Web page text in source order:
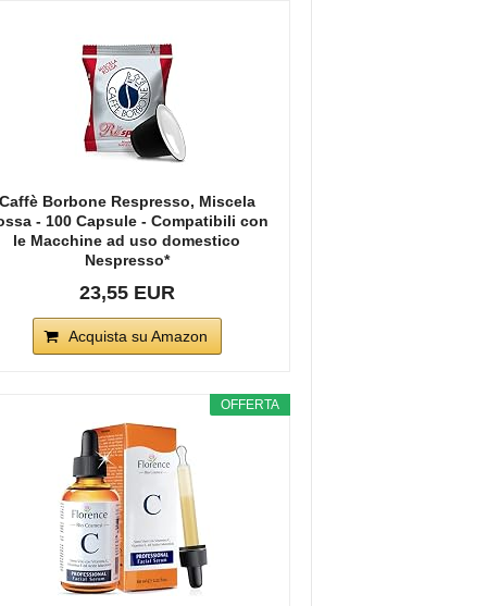
Borbone Respresso, Miscela
- 100 Capsule - Compatibili con
le Macchine ad uso domestico
Nespresso*
23,55 EUR
Acquista su Amazon
OFFERTA